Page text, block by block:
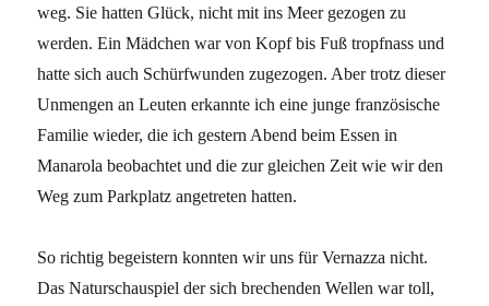
weg. Sie hatten Glück, nicht mit ins Meer gezogen zu
werden. Ein Mädchen war von Kopf bis Fuß tropfnass und
hatte sich auch Schürfwunden zugezogen. Aber trotz dieser
Unmengen an Leuten erkannte ich eine junge französische
Familie wieder, die ich gestern Abend beim Essen in
Manarola beobachtet und die zur gleichen Zeit wie wir den
Weg zum Parkplatz angetreten hatten.
So richtig begeistern konnten wir uns für Vernazza nicht.
Das Naturschauspiel der sich brechenden Wellen war toll,